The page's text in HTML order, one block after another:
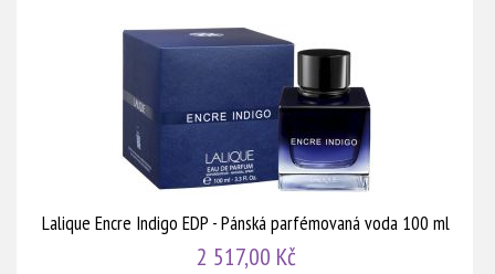
Lalique Encre Indigo EDP - Pánská parfémovaná voda 100 ml
2 517,00 Kč